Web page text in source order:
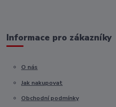
Informace pro zákazníky
O nás
Jak nakupovat
Obchodní podmínky